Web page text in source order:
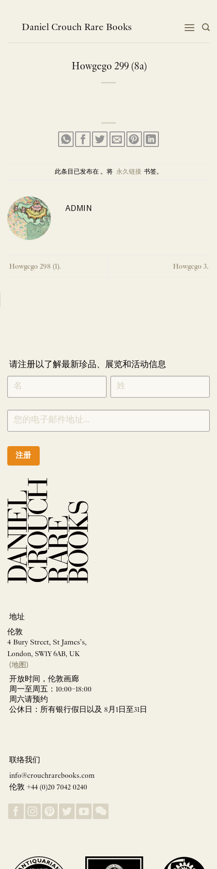
Daniel Crouch Rare Books
Howgego 299 (8a)
此条目已发布在 。将 永久链接 书签。
ADMIN
Howgego 298 (1). Howgego 3.
请注册以了解最新珍品、展览和活动信息
NEWLETTER
SIGNUP
CHINESE
*
注册
地址
伦敦
4 Bury Street, St James’s,
London, SW1Y 6AB, UK
(地图)
开放时间，伦敦画廊
周一至周五：10:00–18:00
周六请预约
公休日：所有银行假日以及 8月1日至31日
联络我们
info@crouchrarebooks.com
伦敦 +44 (0)20 7042 0240